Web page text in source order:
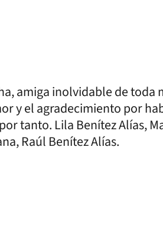
amiga inolvidable de toda
y el agradecimiento por
tanto. Lila Benítez Alías,
Raúl Benítez Alías.